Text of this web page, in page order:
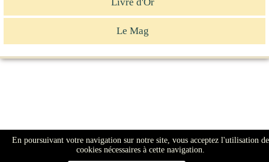
Le Mag
En poursuivant votre navigation sur notre site, vous acceptez l'utilisation de
cookies nécessaires à cette navigation.